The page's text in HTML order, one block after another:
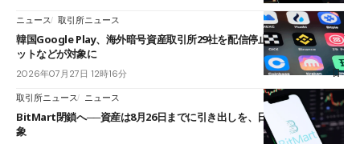
ニュース 取引所ニュース
韓国Google Play、海外暗号資産取引所29社を配信停止──OKXやバイビ
ットなどが対象に
2026年07月27日 12時16分
取引所ニュース ニュース
BitMart閉鎖へ──資産は8月26日までに引き出しを、日本人利用者も対
象